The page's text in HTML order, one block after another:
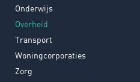
Onderwijs
Overheid
Transport
Woningcorporaties
Zorg